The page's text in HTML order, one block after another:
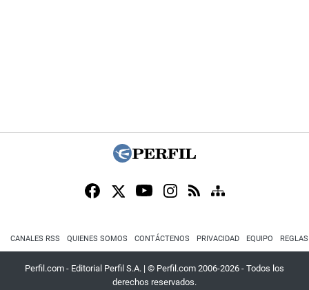
CANALES RSS QUIENES SOMOS CONTÁCTENOS PRIVACIDAD EQUIPO
Perfil.com - Editorial Perfil S.A. | © Perfil.com 2006-2026 - Todos los
derechos reservados.